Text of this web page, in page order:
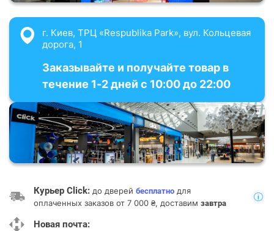
г. Киев, ТРЦ «Respublika Park», вул. Кольцевая
дорога, 1
Заказывайте и получайте товар в
течение 1-2 дней с 10:00 до 22:00
Курьер Click: до дверей бесплатно для
оплаченных заказов от 7 000 ₴, доставим завтра
Новая почта: